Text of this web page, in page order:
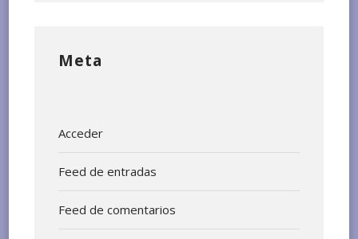
Meta
Acceder
Feed de entradas
Feed de comentarios